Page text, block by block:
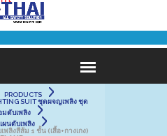
PRODUCTS
SUIT ชุดผจญเพลิง ชุด
ดับเพลิง
นดับเพลิง
ลิงสีส้ม 1 ชั้น (เสื้อ+กางเกง)